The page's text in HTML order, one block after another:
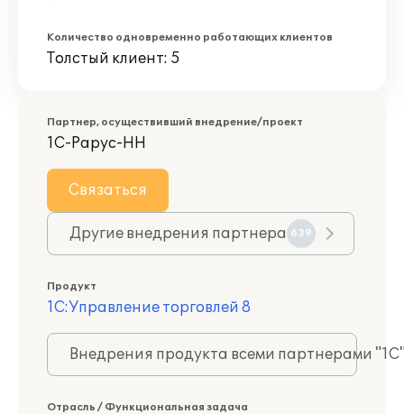
Количество одновременно работающих клиентов
Толстый клиент: 5
Партнер, осуществивший внедрение/проект
1С-Рарус-НН
Связаться
Другие внедрения партнера 639
Продукт
1С:Управление торговлей 8
Внедрения продукта всеми партнерами
Отрасль / Функциональная задача